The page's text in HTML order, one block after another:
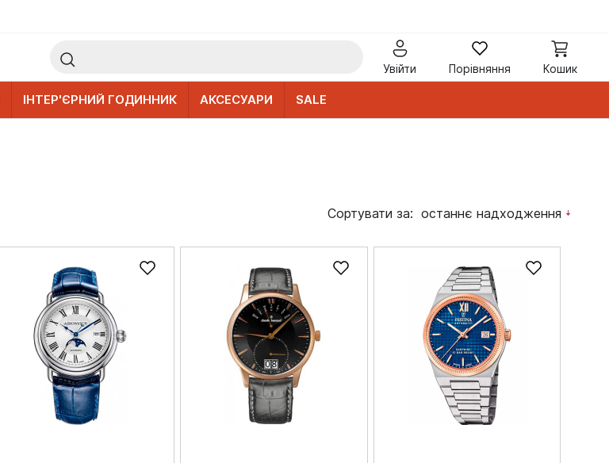
Увійти Порівняння Кошик
ІНТЕР'ЄРНИЙ ГОДИННИК АКСЕСУАРИ SALE
Сортувати за: останнє надходження